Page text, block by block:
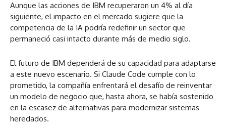
Aunque las acciones de IBM recuperaron un 4% al día
siguiente, el impacto en el mercado sugiere que la
competencia de la IA podría redefinir un sector que
permaneció casi intacto durante más de medio siglo.
El futuro de IBM dependerá de su capacidad para adaptarse
a este nuevo escenario. Si Claude Code cumple con lo
prometido, la compañía enfrentará el desafío de reinventar
un modelo de negocio que, hasta ahora, se había sostenido
en la escasez de alternativas para modernizar sistemas
heredados.